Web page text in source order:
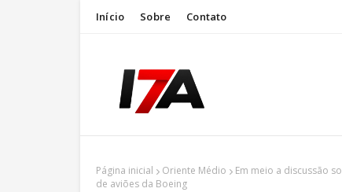
Início Sobre Contato
Página inicial Oriente Médio
Em meio a discussão
de aviões da Boeing